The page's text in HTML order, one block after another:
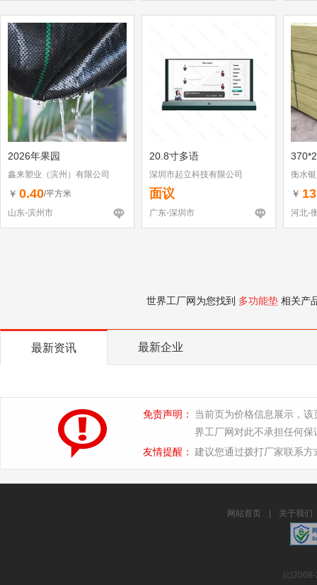
2026年果园
鑫来塑业（滨州）有限公司
￥ 0.40/平方米
山东-滨州市
20.8寸多语
深圳市起立科技有限公司
面议
广东-深圳市
衡水
￥
河北-
世界工厂网为您找到 多功能垫 相关产
最新资讯 最新企业
免责声明：
当前页为价格信息展示，
界工厂网对此不承担任何保
友情提醒： 建议您通过拨打厂家联系
网站首页 关于我们